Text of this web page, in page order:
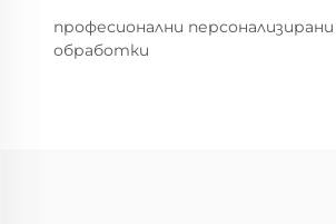
професионални персонализирани
обработки